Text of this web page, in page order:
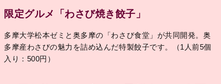
限定グルメ「わさび焼き餃子」
多摩大学松本ゼミと奥多摩の「わさび食堂」が共同開発。奥
多摩産わさびの魅力を詰め込んだ特製餃子です。（1人前5個
入り：500円）